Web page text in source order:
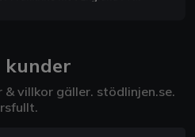
kunder
& villkor gäller. stödlinjen.se.